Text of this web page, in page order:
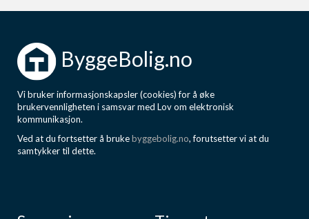
ByggeBolig.no
Vi bruker informasjonskapsler (cookies) for å øke
brukervennligheten i samsvar med Lov om elektronisk
kommunikasjon.
Ved at du fortsetter å brukebyggebolig.no, forutsetter vi at du
samtykker til dette.